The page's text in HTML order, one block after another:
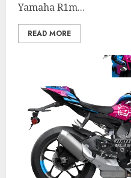
Yamaha R1m...
READ MORE